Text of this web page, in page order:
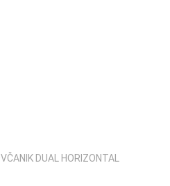
DUAL HORIZONTAL